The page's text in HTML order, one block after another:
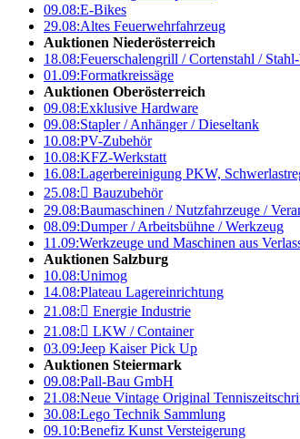
09.08:E-Bikes
29.08:Altes Feuerwehrfahrzeug
Auktionen Niederösterreich
18.08:Feuerschalengrill / Cortenstahl /
01.09:Formatkreissäge
Auktionen Oberösterreich
09.08:Exklusive Hardware
09.08:Stapler / Anhänger / Dieseltank
10.08:PV-Zubehör
10.08:KFZ-Werkstatt
16.08:Lagerbereinigung PKW,
25.08: Bauzubehör
29.08:Baumaschinen / Nutzfahrzeuge /
08.09:Dumper / Arbeitsbühne / Werkzeug
11.09:Werkzeuge und Maschinen aus
Auktionen Salzburg
10.08:Unimog
14.08:Plateau Lagereinrichtung
21.08: Energie Industrie
21.08: LKW / Container
03.09:Jeep Kaiser Pick Up
Auktionen Steiermark
09.08:Pall-Bau GmbH
21.08:Neue Vintage Original
30.08:Lego Technik Sammlung
09.10:Benefiz Kunst Versteigerung